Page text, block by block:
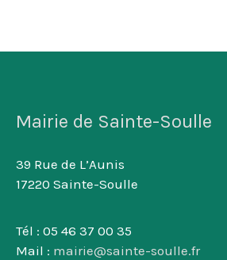
Mairie de Sainte-Soulle
39 Rue de L’Aunis
17220 Sainte-Soulle
Tél : 05 46 37 00 35
Mail : mairie@sainte-soulle.fr